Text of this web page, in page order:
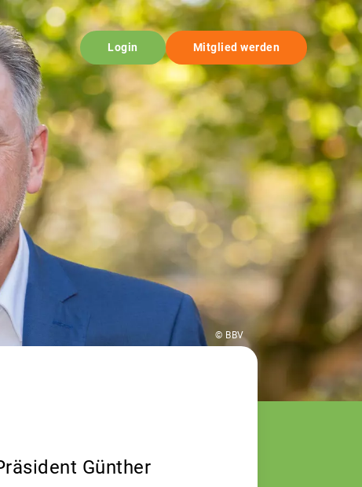
Login Mitglied werden
© BBV
Günther